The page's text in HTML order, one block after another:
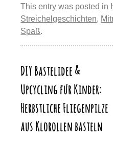
st
b
o
o
y
Li
n
k
n
This entry was posted in
Streichelgeschichten,
Spaß.
DIY Bastelidee &
Upcycling für Kinder:
Herbstliche Fliegenpilze
aus Klorollen basteln